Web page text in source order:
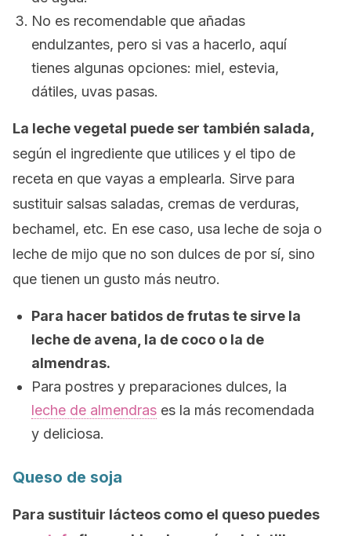
No es recomendable que añadas
endulzantes, pero si vas a hacerlo, aquí
tienes algunas opciones: miel, estevia,
dátiles, uvas pasas.
La leche vegetal puede ser también salada,
según el ingrediente que utilices y el tipo de
receta en que vayas a emplearla. Sirve para
sustituir salsas saladas, cremas de verduras,
bechamel, etc. En ese caso, usa leche de soja o
leche de mijo que no son dulces de por sí, sino
que tienen un gusto más neutro.
Para hacer batidos de frutas te sirve la
leche de avena, la de coco o la de
almendras.
Para postres y preparaciones dulces, la
leche de almendras es la más recomendada
y deliciosa.
Queso de soja
Para sustituir lácteos como el queso puedes